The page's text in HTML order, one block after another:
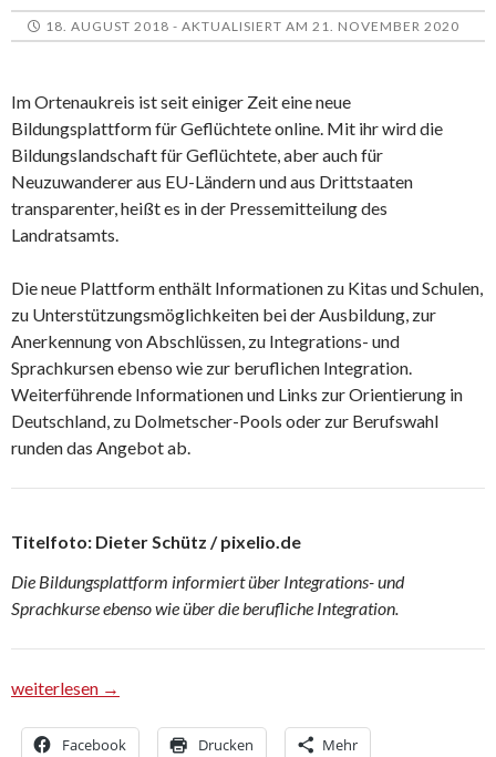
18. AUGUST 2018 - AKTUALISIERT AM 21. NOVEMBER 2020
Im Ortenaukreis ist seit einiger Zeit eine neue
Bildungsplattform für Geflüchtete online. Mit ihr wird die
Bildungslandschaft für Geflüchtete, aber auch für
Neuzuwanderer aus EU-Ländern und aus Drittstaaten
transparenter, heißt es in der Pressemitteilung des
Landratsamts.
Die neue Plattform enthält Informationen zu Kitas und Schulen,
zu Unterstützungsmöglichkeiten bei der Ausbildung, zur
Anerkennung von Abschlüssen, zu Integrations- und
Sprachkursen ebenso wie zur beruflichen Integration.
Weiterführende Informationen und Links zur Orientierung in
Deutschland, zu Dolmetscher-Pools oder zur Berufswahl
runden das Angebot ab.
Titelfoto: Dieter Schütz / pixelio.de
Die Bildungsplattform informiert über Integrations- und
Sprachkurse ebenso wie über die berufliche Integration.
Neue Bildungsplattform für Geflüchtete
weiterlesen →
Facebook Drucken Mehr